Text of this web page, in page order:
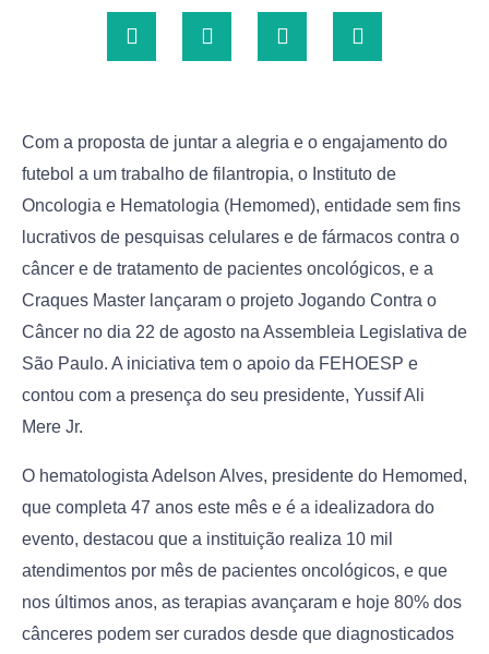
Com a proposta de juntar a alegria e o engajamento do
futebol a um trabalho de filantropia, o Instituto de
Oncologia e Hematologia (Hemomed), entidade sem fins
lucrativos de pesquisas celulares e de fármacos contra o
câncer e de tratamento de pacientes oncológicos, e a
Craques Master lançaram o projeto Jogando Contra o
Câncer no dia 22 de agosto na Assembleia Legislativa de
São Paulo. A iniciativa tem o apoio da FEHOESP e
contou com a presença do seu presidente, Yussif Ali
Mere Jr.
O hematologista Adelson Alves, presidente do Hemomed,
que completa 47 anos este mês e é a idealizadora do
evento, destacou que a instituição realiza 10 mil
atendimentos por mês de pacientes oncológicos, e que
nos últimos anos, as terapias avançaram e hoje 80% dos
cânceres podem ser curados desde que diagnosticados